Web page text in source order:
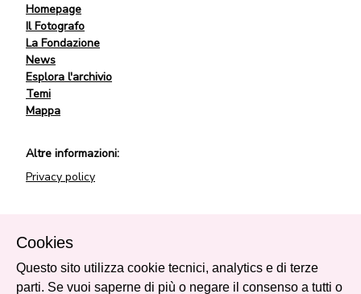
Homepage
Il Fotografo
La Fondazione
News
Esplora l'archivio
Temi
Mappa
Altre informazioni:
Privacy policy
Cookies
Questo sito utilizza cookie tecnici, analytics e di terze
parti. Se vuoi saperne di più o negare il consenso a tutti o